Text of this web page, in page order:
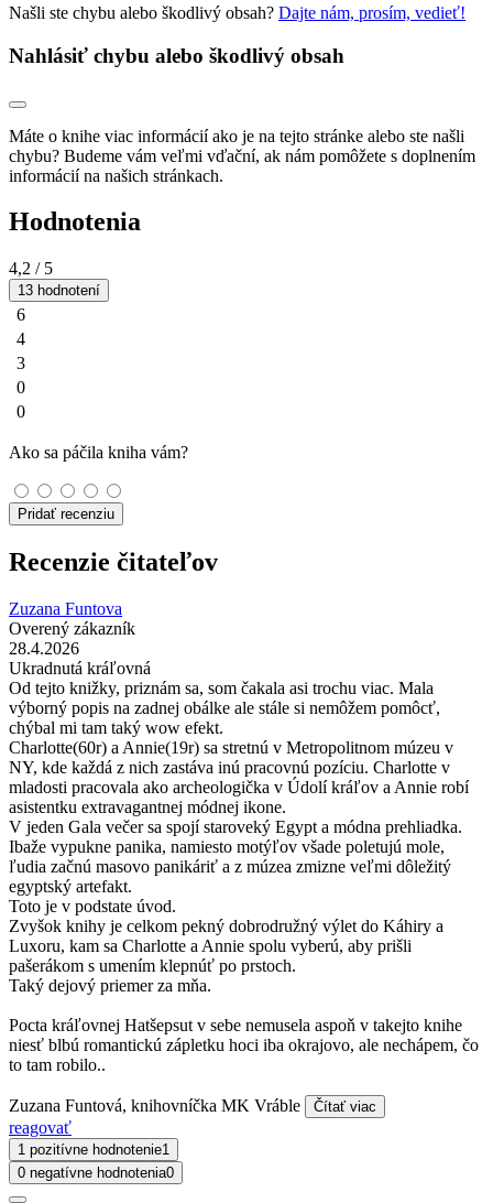
Našli ste chybu alebo škodlivý obsah? Dajte nám, prosím, vedieť!
Nahlásiť chybu alebo škodlivý obsah
Máte o knihe viac informácií ako je na tejto stránke alebo ste našli
chybu? Budeme vám veľmi vďační, ak nám pomôžete s doplnením
informácií na našich stránkach.
Hodnotenia
4,2 / 5
13 hodnotení
6
4
3
0
0
Ako sa páčila kniha vám?
Pridať recenziu
Recenzie čitateľov
Zuzana Funtova
Overený zákazník
28.4.2026
Ukradnutá kráľovná
Od tejto knižky, priznám sa, som čakala asi trochu viac. Mala
výborný popis na zadnej obálke ale stále si nemôžem pomôcť,
chýbal mi tam taký wow efekt.
Charlotte(60r) a Annie(19r) sa stretnú v Metropolitnom múzeu v
NY, kde každá z nich zastáva inú pracovnú pozíciu. Charlotte v
mladosti pracovala ako archeologička v Údolí kráľov a Annie robí
asistentku extravagantnej módnej ikone.
V jeden Gala večer sa spojí staroveký Egypt a módna prehliadka.
Ibaže vypukne panika, namiesto motýľov všade poletujú mole,
ľudia začnú masovo panikáriť a z múzea zmizne veľmi dôležitý
egyptský artefakt.
Toto je v podstate úvod.
Zvyšok knihy je celkom pekný dobrodružný výlet do Káhiry a
Luxoru, kam sa Charlotte a Annie spolu vyberú, aby prišli
pašerákom s umením klepnúť po prstoch.
Taký dejový priemer za mňa.
Pocta kráľovnej Hatšepsut v sebe nemusela aspoň v takejto knihe
niesť blbú romantickú zápletku hoci iba okrajovo, ale nechápem, čo
to tam robilo..
Zuzana Funtová, knihovníčka MK Vráble Čítať viac
reagovať
1 pozitívne hodnotenie1
0 negatívne hodnotenia0